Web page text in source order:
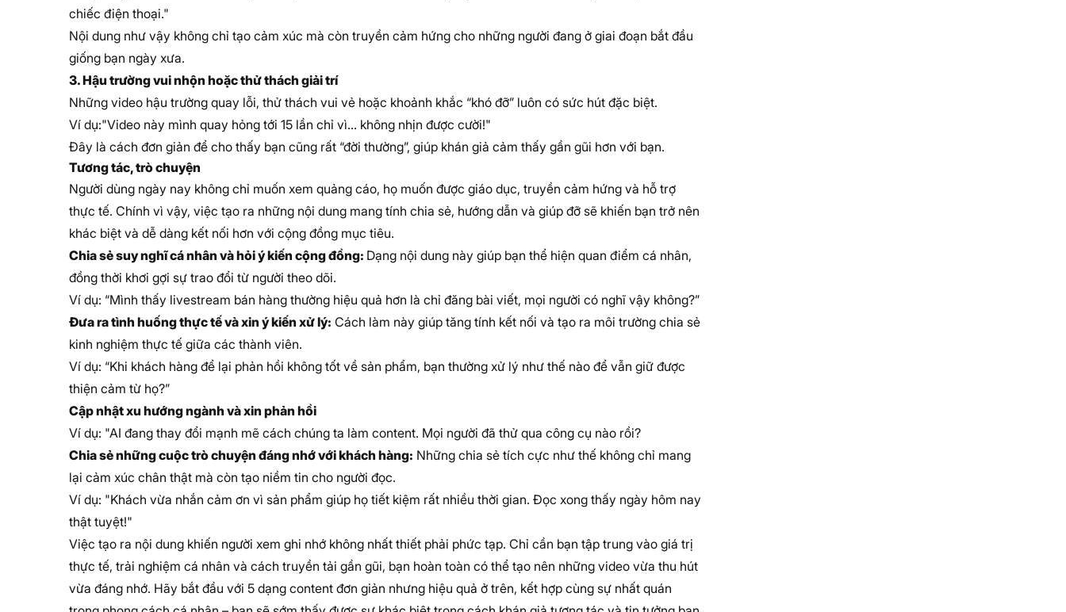
chiếc điện thoại."
Nội dung như vậy không chỉ tạo cảm xúc mà còn truyền cảm hứng cho những người đang ở giai đoạn bắt đầu
giống bạn ngày xưa.
3. Hậu trường vui nhộn hoặc thử thách giải trí
Những video hậu trường quay lỗi, thử thách vui vẻ hoặc khoảnh khắc “khó đỡ” luôn có sức hút đặc biệt.
Ví dụ:"Video này mình quay hỏng tới 15 lần chỉ vì… không nhịn được cười!"
Đây là cách đơn giản để cho thấy bạn cũng rất “đời thường”, giúp khán giả cảm thấy gần gũi hơn với bạn.
Tương tác, trò chuyện
Người dùng ngày nay không chỉ muốn xem quảng cáo, họ muốn được giáo dục, truyền cảm hứng và hỗ trợ
thực tế. Chính vì vậy, việc tạo ra những nội dung mang tính chia sẻ, hướng dẫn và giúp đỡ sẽ khiến bạn trở nên
khác biệt và dễ dàng kết nối hơn với cộng đồng mục tiêu.
Chia sẻ suy nghĩ cá nhân và hỏi ý kiến cộng đồng: Dạng nội dung này giúp bạn thể hiện quan điểm cá nhân,
đồng thời khơi gợi sự trao đổi từ người theo dõi.
Ví dụ: “Mình thấy livestream bán hàng thường hiệu quả hơn là chỉ đăng bài viết, mọi người có nghĩ vậy không?”
Đưa ra tình huống thực tế và xin ý kiến xử lý: Cách làm này giúp tăng tính kết nối và tạo ra môi trường chia sẻ
kinh nghiệm thực tế giữa các thành viên.
Ví dụ: “Khi khách hàng để lại phản hồi không tốt về sản phẩm, bạn thường xử lý như thế nào để vẫn giữ được
thiện cảm từ họ?”
Cập nhật xu hướng ngành và xin phản hồi
Ví dụ: "AI đang thay đổi mạnh mẽ cách chúng ta làm content. Mọi người đã thử qua công cụ nào rồi?
Chia sẻ những cuộc trò chuyện đáng nhớ với khách hàng: Những chia sẻ tích cực như thế không chỉ mang
lại cảm xúc chân thật mà còn tạo niềm tin cho người đọc.
Ví dụ: "Khách vừa nhắn cảm ơn vì sản phẩm giúp họ tiết kiệm rất nhiều thời gian. Đọc xong thấy ngày hôm nay
thật tuyệt!"
Việc tạo ra nội dung khiến người xem ghi nhớ không nhất thiết phải phức tạp. Chỉ cần bạn tập trung vào giá trị
thực tế, trải nghiệm cá nhân và cách truyền tải gần gũi, bạn hoàn toàn có thể tạo nên những video vừa thu hút
vừa đáng nhớ. Hãy bắt đầu với 5 dạng content đơn giản nhưng hiệu quả ở trên, kết hợp cùng sự nhất quán